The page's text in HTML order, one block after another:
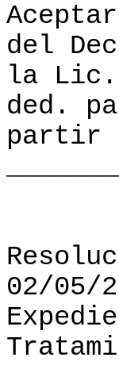
del
la Lic.
ded.
partir
02/05/